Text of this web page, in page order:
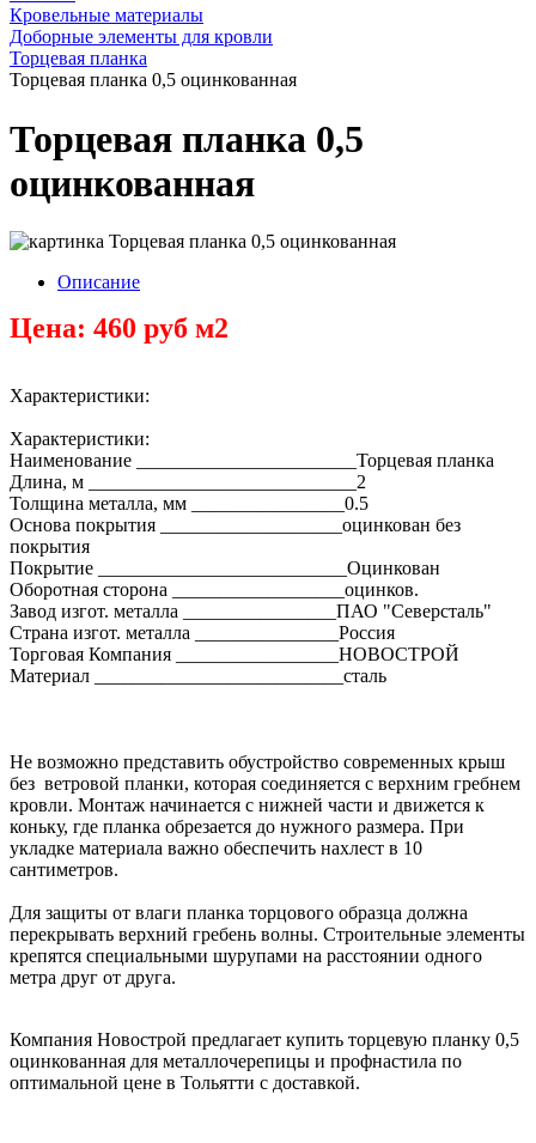
Кровельные материалы
Доборные элементы для кровли
Торцевая планка
Торцевая планка 0,5 оцинкованная
Торцевая планка 0,5
оцинкованная
Описание
Цена: 460 руб м2
Характеристики:
Характеристики:
Наименование _______________________Торцевая планка
Длина, м ____________________________2
Толщина металла, мм ________________0.5
Основа покрытия ___________________оцинкован без
покрытия
Покрытие __________________________Оцинкован
Оборотная сторона __________________оцинков.
Завод изгот. металла ________________ПАО "Северсталь"
Страна изгот. металла _______________Россия
Торговая Компания _________________НОВОСТРОЙ
Материал __________________________сталь
Не возможно представить обустройство современных крыш
без ветровой планки, которая соединяется с верхним гребнем
кровли. Монтаж начинается с нижней части и движется к
коньку, где планка обрезается до нужного размера. При
укладке материала важно обеспечить нахлест в 10
сантиметров.
Для защиты от влаги планка торцового образца должна
перекрывать верхний гребень волны. Строительные элементы
крепятся специальными шурупами на расстоянии одного
метра друг от друга.
Компания Новострой предлагает купить торцевую планку 0,5
оцинкованная для металлочерепицы и профнастила по
оптимальной цене в Тольятти с доставкой.